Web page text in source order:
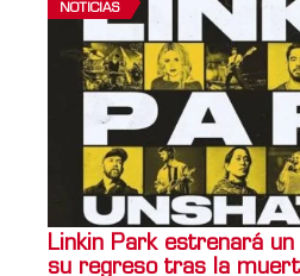
NOTICIAS
Linkin Park estrenará
su regreso tras la